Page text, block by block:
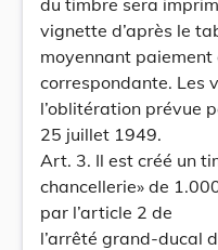
du timbre sera
vignette d’après le
moyennant paiement
correspondante. Les
l’oblitération prévue
25 juillet 1949.
Art. 3. Il est créé un
chancellerie» de
par l’article 2 de
l’arrêté grand-ducal